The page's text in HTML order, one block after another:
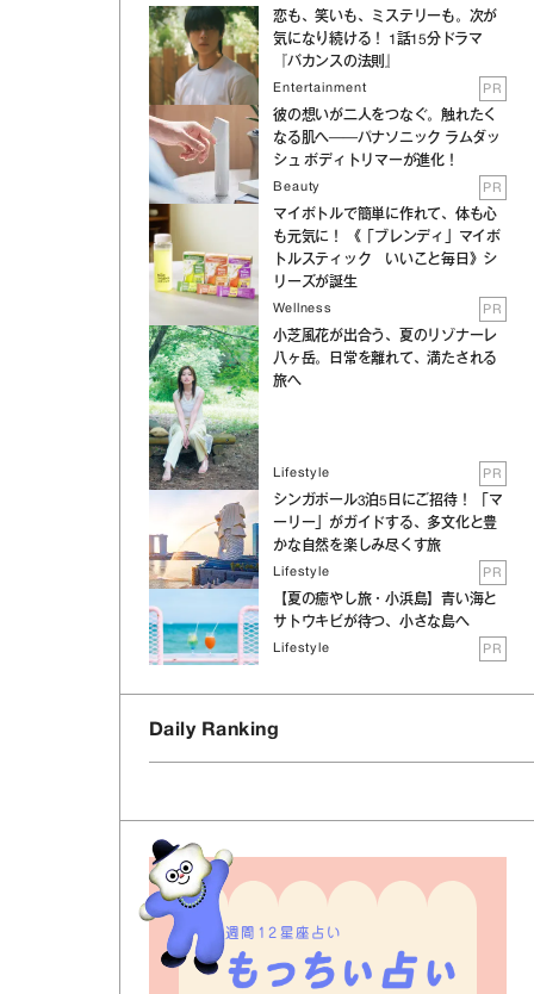
恋も、笑いも、ミステリーも。次が
気になり続ける！ 1話15分ドラマ
『バカンスの法則』
Entertainment PR
彼の想いが二人をつなぐ。触れたく
なる肌へ──パナソニック ラムダッ
シュ ボディトリマーが進化！
Beauty PR
マイボトルで簡単に作れて、体も心
も元気に！ 《「ブレンディ」マイボ
トルスティック いいこと毎日》シ
リーズが誕生
Wellness PR
小芝風花が出合う、夏のリゾナーレ
八ヶ岳。日常を離れて、満たされる
旅へ
Lifestyle PR
シンガポール3泊5日にご招待！ 「マ
ーリー」がガイドする、多文化と豊
かな自然を楽しみ尽くす旅
Lifestyle PR
【夏の癒やし旅・小浜島】青い海と
サトウキビが待つ、小さな島へ
Lifestyle PR
Daily Ranking
週間12星座占い